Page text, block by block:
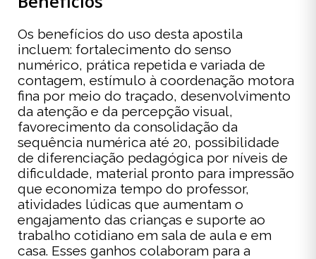
Os benefícios do uso desta apostila
incluem: fortalecimento do senso
numérico, prática repetida e variada de
contagem, estímulo à coordenação motora
fina por meio do traçado, desenvolvimento
da atenção e da percepção visual,
favorecimento da consolidação da
sequência numérica até 20, possibilidade
de diferenciação pedagógica por níveis de
dificuldade, material pronto para impressão
que economiza tempo do professor,
atividades lúdicas que aumentam o
engajamento das crianças e suporte ao
trabalho cotidiano em sala de aula e em
casa. Esses ganhos colaboram para a